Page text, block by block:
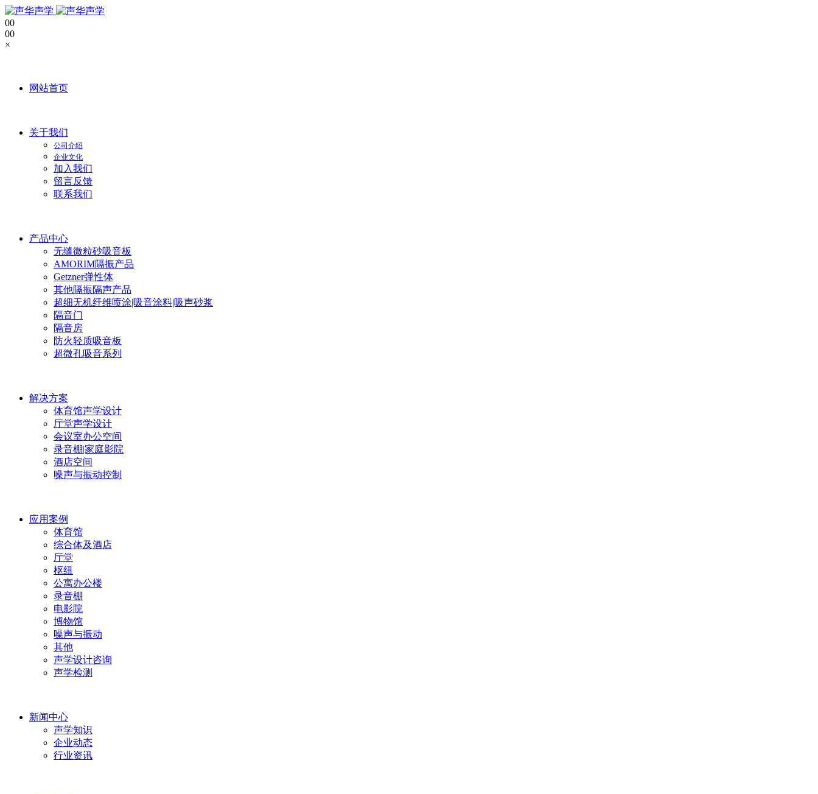
00
00
×
网站首页
关于我们
公司介绍
企业文化
加入我们
留言反馈
联系我们
产品中心
无缝微粒砂吸音板
AMORIM隔振产品
Getzner弹性体
其他隔振隔声产品
超细无机纤维喷涂|吸音涂料|吸声砂浆
隔音门
隔音房
防火轻质吸音板
超微孔吸音系列
解决方案
体育馆声学设计
厅堂声学设计
会议室办公空间
录音棚|家庭影院
酒店空间
噪声与振动控制
应用案例
体育馆
综合体及酒店
厅堂
枢纽
公寓办公楼
录音棚
电影院
博物馆
噪声与振动
其他
声学设计咨询
声学检测
新闻中心
声学知识
企业动态
行业资讯